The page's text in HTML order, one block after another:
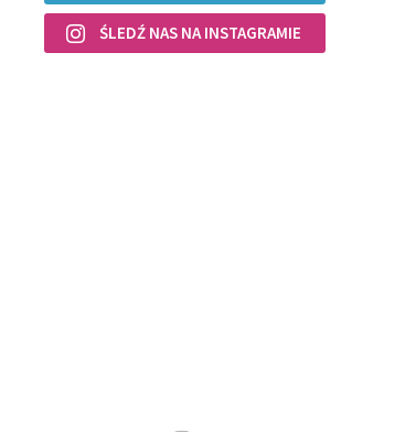
ŚLEDŹ NAS NA INSTAGRAMIE